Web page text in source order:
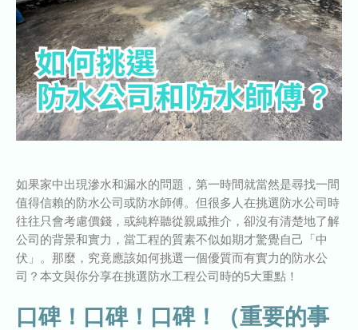
如果家中出現滲水和漏水的問題，第一時間就當然是尋找一間
值得信賴的防水公司或防水師傅。但很多人在挑選防水公司時
往往只會考慮價錢，或純粹聽從親戚推介，卻沒有清楚地了解
公司的背景和實力，當工程的質素不似如期才驚覺自己「中
伏」。那麼，究竟應該如何挑選一個優質而有實力的防水公
司？本文與你分享在挑選防水工程公司時的5大重點！
口碑！口碑！口碑！（重要的事